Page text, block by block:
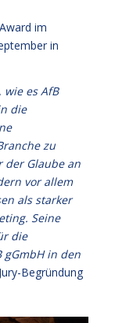
im
in
es AfB
die
zu
der Glaube an
vor allem
als starker
Seine
die
gGmbH in den
Begründung